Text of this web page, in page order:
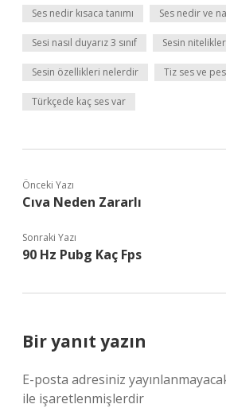
Ses nedir kısaca tanımı Ses nedir ve
Sesi nasıl duyarız 3 sınıf Sesin
Sesin özellikleri nelerdir Tiz ses ve
Türkçede kaç ses var
Önceki Yazı
Cıva Neden Zararlı
Sonraki Yazı
90 Hz Pubg Kaç Fps
Bir yanıt yazın
E-posta adresiniz
ile işaretlenmişlerdir